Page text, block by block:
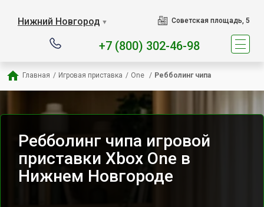
Нижний Новгород ▼ Советская площадь, 5
+7 (800) 302-46-98
Главная / Игровая приставка / One / Ребболинг чипа
Ребболинг чипа игровой
приставки Xbox One в
Нижнем Новгороде